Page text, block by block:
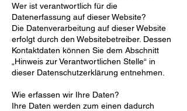
Wer ist verantwortlich für die
Datenerfassung auf dieser Website?
Die Datenverarbeitung auf dieser Website
erfolgt durch den Websitebetreiber. Dessen
Kontaktdaten können Sie dem Abschnitt
„Hinweis zur Verantwortlichen Stelle“ in
dieser Datenschutzerklärung entnehmen.
Wie erfassen wir Ihre Daten?
Ihre Daten werden zum einen dadurch